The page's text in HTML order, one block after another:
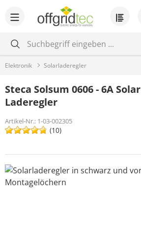
Zum Hauptinhalt springen
Elektronik Solarladeregler
Steca Solsum 0606 - 6A Solar
Laderegler
Artikel-Nr.: 1-03-002305
(10)
Bildergalerie überspringen